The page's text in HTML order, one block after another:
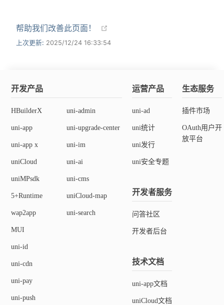
帮助我们改善此页面！
上次更新: 2025/12/24 16:33:54
开发产品
HBuilderX
uni-app
uni-app x
uniCloud
uniMPsdk
5+Runtime
wap2app
MUI
uni-id
uni-cdn
uni-pay
uni-push
uni-admin
uni-upgrade-center
uni-im
uni-ai
uni-cms
uniCloud-map
uni-search
运营产品
uni-ad
uni统计
uni发行
uni安全专题
开发者服务
问答社区
开发者后台
技术文档
uni-app文档
uniCloud文档
生态服务
插件市场
OAuth用户开
放平台